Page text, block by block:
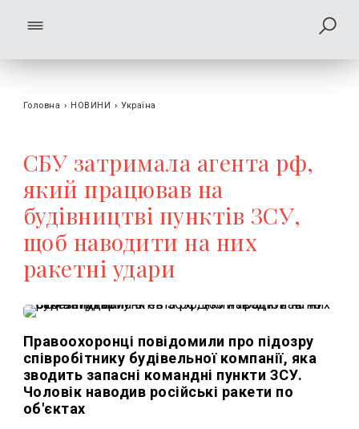
Головна › НОВИНИ › Україна
СБУ затримала агента рф,
який працював на
будівництві пунктів ЗСУ,
щоб наводити на них
ракетні удари
Правоохоронці повідомили про підозру
співробітнику будівельної компанії, яка
зводить запасні командні пункти ЗСУ.
Чоловік наводив російські ракети по
об'єктах